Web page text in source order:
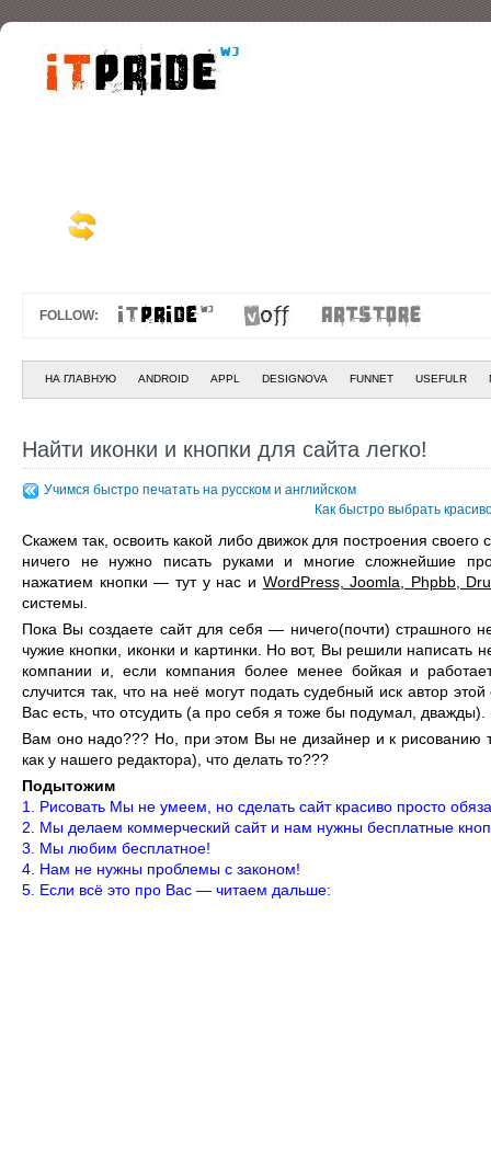
FOLLOW:
НА ГЛАВНУЮ ANDROID APPL DESIGNOVA FUNNET USEFULR
Найти иконки и кнопки для сайта легко!
Учимся быстро печатать на русском и английском
Как быстро выбрать
Скажем так, освоить какой либо движок для построения своего
ничего не нужно писать руками и многие сложнейшие
нажатием кнопки — тут у нас и WordPress, Joomla, Phpbb,
системы.
Пока Вы создаете сайт для себя — ничего(почти) страшного
чужие кнопки, иконки и картинки. Но вот, Вы решили написать
компании и, если компания более менее бойкая и
случится так, что на неё могут подать судебный иск автор
Вас есть, что отсудить (а про себя я тоже бы подумал, дважды).
Вам оно надо??? Но, при этом Вы не дизайнер и к рисованию
как у нашего редактора), что делать то???
Подытожим
1. Рисовать Мы не умеем, но сделать сайт красиво просто
2. Мы делаем коммерческий сайт и нам нужны бесплатные
3. Мы любим бесплатное!
4. Нам не нужны проблемы с законом!
5. Если всё это про Вас — читаем дальше: